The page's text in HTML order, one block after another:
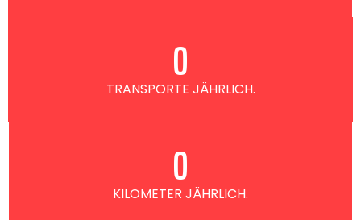
TRANSPORTE JÄHRLICH.
0
KILOMETER JÄHRLICH.
0